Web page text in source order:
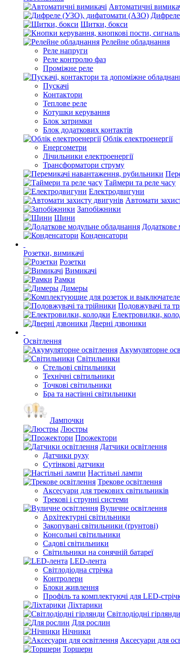
Автоматичні
Щитки, бокси
Релейне обладнання
Реле напруги
Реле контролю фаз
Проміжне реле
Пускачі
Контактори
Теплове реле
Котушки керування
Блок затримки
Блок додаткових контактів
Облік електроенергії
Енергометри
Лічильники електроенергії
Трансформатори струму
Таймери та реле часу
Електродвигуни
Автомати
Запобіжники
Шини
Додаткове
Конденсатори
Розетки, вимикачі
Розетки
Вимикачі
Рамки
Димеры
Подовжувачі та
Електровилки,
Дверні дзвоники
Освітлення
Акумуляторне
Світильники
Стельові світильники
Технічні світильники
Точкові світильники
Бра та настінні світильники
Лампочки
Люстры
Прожектори
Датчики освітлення
Датчики руху
Сутінкові датчики
Настільні лампи
Трекове освітлення
Аксесуари для трекових світильників
Трекові і струнні системи
Вуличне освітлення
Архітектурні світильники
Закопувані світильники (ґрунтові)
Консольні світильники
Садові світильники
Світильники на сонячній батареї
LED-лента
Світлодіодна стрічка
Контролери
Блоки живлення
Профіль та комплектуючі для LED-
Ліхтарики
Світлодіодні гірлянди
Для рослин
Нічники
Аксесуари для
Торшери